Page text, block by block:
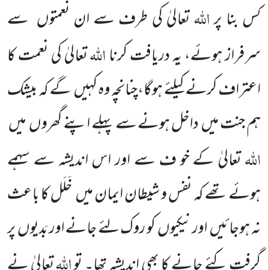
کس بنا پراللہتعالیٰ کی طرف سے ان نعمتوں سے
سرفراز ہوئے، یہ دریافت کرنااللہتعالیٰ کی نعمت کا
اعتراف کرنے کیلئے ہوگا،چنانچہ وہ کہیںگے کہ بیشک
ہم جنت میںداخل ہونے سے پہلے اپنے گھروںمیں
اللہتعالیٰ کے خو ف سے اور اس اندیشہ سے سہمے
ہوئے تھے کہ نفس و شیطان ایمان میںخَلَل کا باعث
نہ ہوجائیںاور نیکیوںکو روک لئے جانے اور بَدیوںپر
اللہ